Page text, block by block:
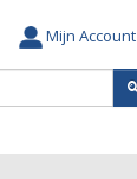
Mijn Account